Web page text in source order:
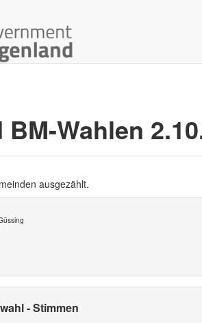
BM-Wahlen
ausgezählt.
- Stimmen